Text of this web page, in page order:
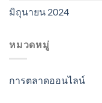
มิถุนายน 2024
หมวดหมู่
การตลาดออนไลน์